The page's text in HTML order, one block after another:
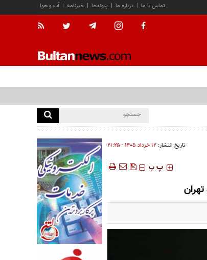
آب و هوا | خبرنامه | پیوندها | درباره ما | تماس با ما
تاریخ انتشار: ۱۲ خرداد ۱۴۰۵ - ۲۱:۲۵
‍‍‍ پ پ